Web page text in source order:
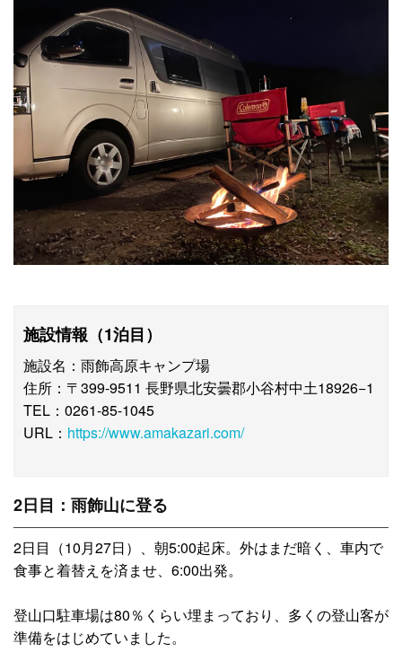
施設情報（1泊目）
施設名：雨飾高原キャンプ場
住所：〒399-9511 長野県北安曇郡小谷村中土18926−1
TEL：0261-85-1045
URL： https://www.amakazari.com/
2日目：雨飾山に登る
2日目（10月27日）、朝5:00起床。外はまだ暗く、車内で
食事と着替えを済ませ、6:00出発。
登山口駐車場は80％くらい埋まっており、多くの登山客が
準備をはじめていました。